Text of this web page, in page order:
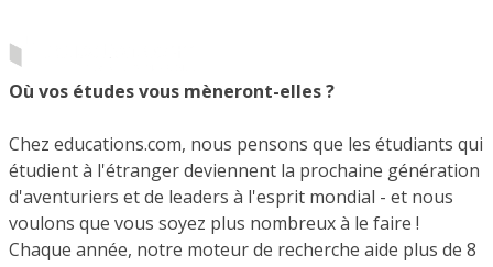
Où vos études vous mèneront-elles ?
Chez educations.com, nous pensons que les étudiants qui
étudient à l'étranger deviennent la prochaine génération
d'aventuriers et de leaders à l'esprit mondial - et nous
voulons que vous soyez plus nombreux à le faire !
Chaque année, notre moteur de recherche aide plus de 8